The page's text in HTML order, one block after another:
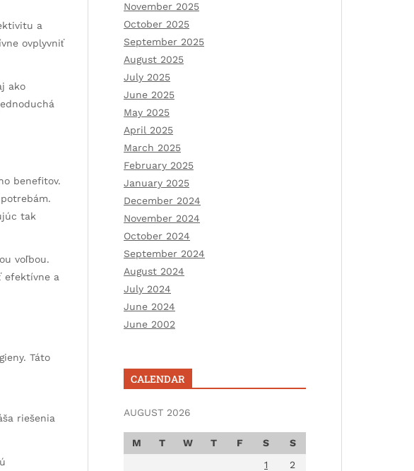
a
ovplyvniť
ako
benefitov.
tak
voľbou.
efektívne a
Táto
riešenia
November 2025
October 2025
September 2025
August 2025
July 2025
June 2025
May 2025
April 2025
March 2025
February 2025
January 2025
December 2024
November 2024
October 2024
September 2024
August 2024
July 2024
June 2024
June 2002
CALENDAR
AUGUST 2026
M T W T F S
S
1
2